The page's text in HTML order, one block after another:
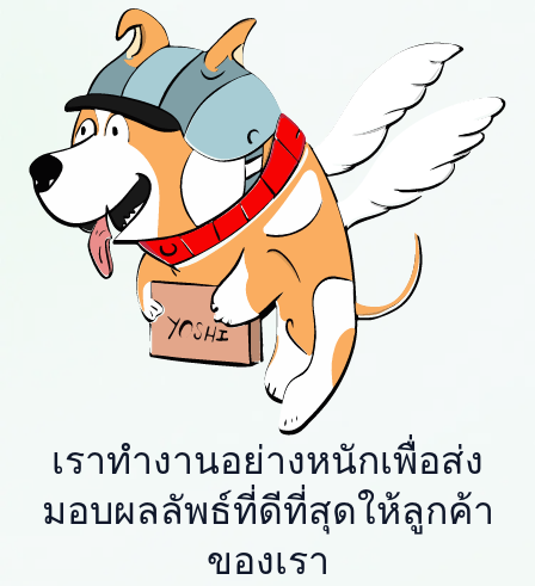
เราทำงานอย่างหนักเพื่อส่ง
มอบผลลัพธ์ที่ดีที่สุดให้ลูกค้า
ของเรา